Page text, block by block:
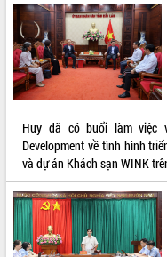
Nâng cao hiệu lực, hiệu quả HĐND
tỉnh thông qua hiện đại hóa hành
Xã Ea Phê gắn cải cách hành
chuyển đổi số
Phó Chủ tịch Thường trực UBND
Hồ Thị Nguyên Thảo làm việc tại
tâm Phục vụ hành chính công xã
Phê
Xây dựng nền hành chính số đồng
hành cùng nông dân dân, doanh
Giai đoạn 2026-2030, Đắk Lắk
đấu có 77% xã đạt chuẩn nông
mới
Huy đã có buổi làm việc
Development về tình hình
và dự án Khách sạn WINK